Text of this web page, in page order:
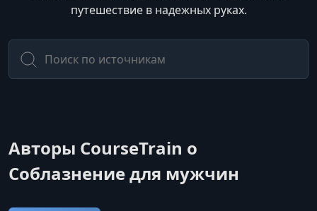
путешествие в надежных руках.
Авторы CourseTrain о
Соблазнение для мужчин